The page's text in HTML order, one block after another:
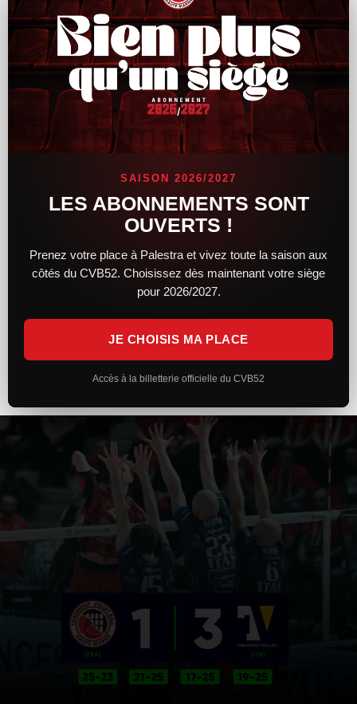
Le CVB52 connaît son adversaire pour la
demi-finale de Coupe de France
masculines de la Coupe de France a lieu hier soir, le CVB52
connaît désormais son adversaire. Du côté des femmes,
LIRE LA SUITE »
SAISON 2026/2027
LES ABONNEMENTS SONT
OUVERTS !
Prenez votre place à Palestra et vivez toute la saison aux
côtés du CVB52. Choisissez dès maintenant votre siège
pour 2026/2027.
JE CHOISIS MA PLACE
Accès à la billetterie officielle du CVB52